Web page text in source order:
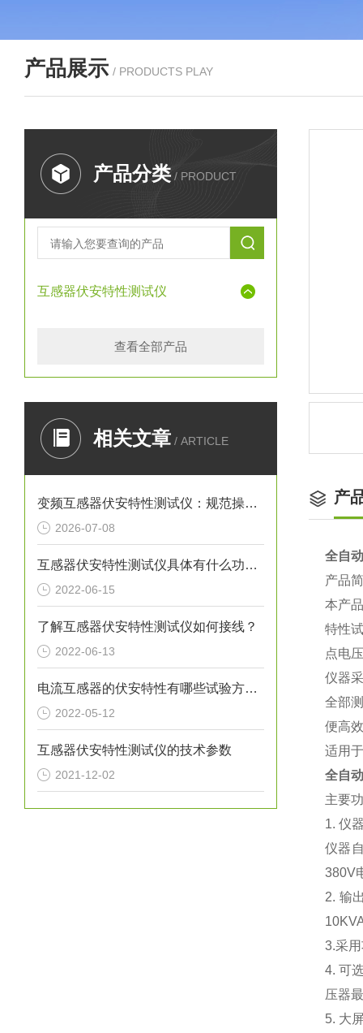
产品展示 / PRODUCTS PLAY
产品分类 / PRODUCT
互感器伏安特性测试仪
查看全部产品
相关文章 / ARTICLE
变频互感器伏安特性测试仪：规范操作全流程指南
2026-07-08
互感器伏安特性测试仪具体有什么功能呢？
2022-06-15
了解互感器伏安特性测试仪如何接线？
2022-06-13
电流互感器的伏安特性有哪些试验方法？
2022-05-12
互感器伏安特性测试仪的技术参数
2021-12-02
产
全自
产品
本产
特性
点电
仪器
全部
便高
适用
全自
主要
1.仪
仪器
380V
2. 输
3.采
4.可
压器
5. 大